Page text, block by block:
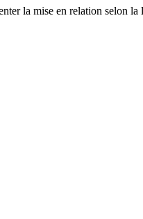
la mise en relation selon